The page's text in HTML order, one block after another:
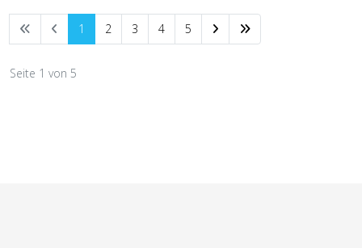
1 2 3 4 5
Seite 1 von 5